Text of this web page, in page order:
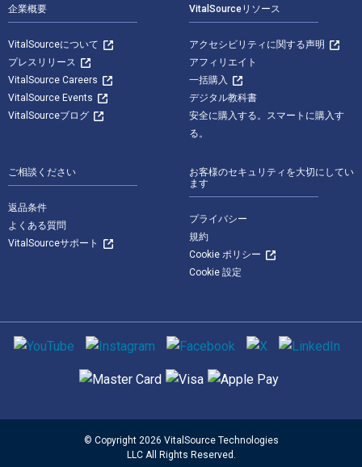
企業概要
VitalSourceについて
プレスリリース
VitalSource Careers
VitalSource Events
VitalSourceブログ
VitalSourceリソース
アクセシビリティに関する声明
アフィリエイト
一括購入
デジタル教科書
安全に購入する。スマートに購入す
る。
ご相談ください
返品条件
よくある質問
VitalSourceサポート
お客様のセキュリティを大切にしてい
ます
プライバシー
規約
Cookie ポリシー
Cookie 設定
ソーシャルメディア
サポートされている支払い方法
© Copyright 2026 VitalSource Technologies
LLC All Rights Reserved.